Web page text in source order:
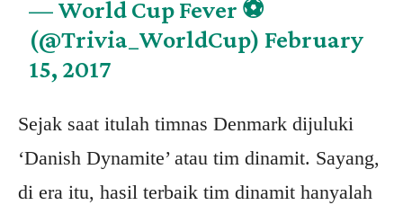
— World Cup Fever ⚽
(@Trivia_WorldCup) February
15, 2017
Sejak saat itulah timnas Denmark dijuluki
‘Danish Dynamite’ atau tim dinamit. Sayang,
di era itu, hasil terbaik tim dinamit hanyalah